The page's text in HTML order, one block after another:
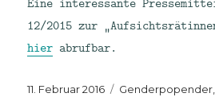
12/2015 zur
hier abrufbar.
Veröffentlicht
11. Februar 2016 Kategorien
Genderpopender